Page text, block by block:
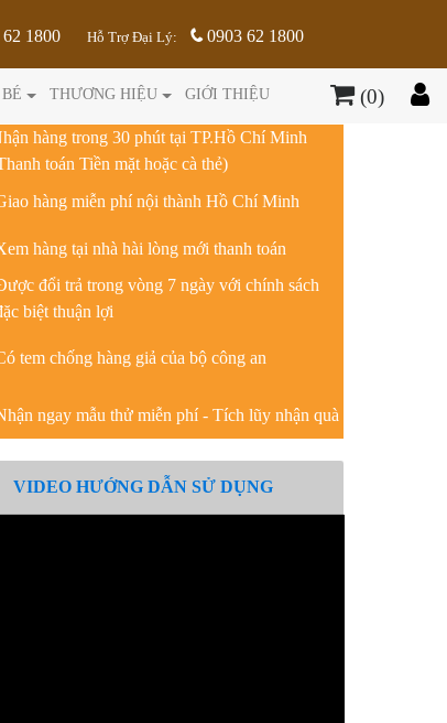
1800 Hỗ Trợ Đại Lý: 0903 62 1800
THƯƠNG HIỆU GIỚI THIỆU (0)
hàng trong 30 phút tại TP.Hồ Chí Minh
toán Tiền mặt hoặc cà thẻ)
hàng miễn phí nội thành Hồ Chí Minh
hàng tại nhà hài lòng mới thanh toán
đổi trả trong vòng 7 ngày với chính sách
biệt thuận lợi
tem chống hàng giả của bộ công an
ngay mẫu thử miễn phí - Tích lũy nhận quà
VIDEO HƯỚNG DẪN SỬ DỤNG